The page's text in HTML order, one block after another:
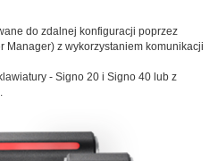
do zdalnej konfiguracji poprzez
Manager) z wykorzystaniem komunikacji
- Signo 20 i Signo 40 lub z